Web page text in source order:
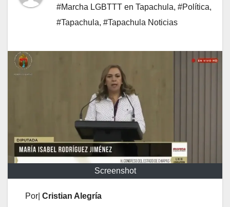
#Marcha LGBTTT en Tapachula, #Política,
#Tapachula, #Tapachula Noticias
Screenshot
Por| Cristian Alegría